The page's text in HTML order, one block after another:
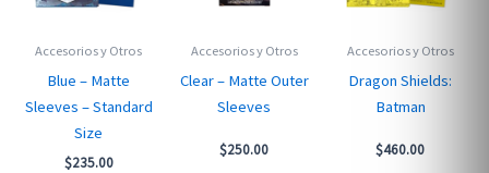
Accesorios y Otros
Blue – Matte
Sleeves – Standard
Size
$235.00
Accesorios y Otros
Clear – Matte Outer
Sleeves
$250.00
Accesorios y Otros
Dragon Shields:
Batman
$460.00